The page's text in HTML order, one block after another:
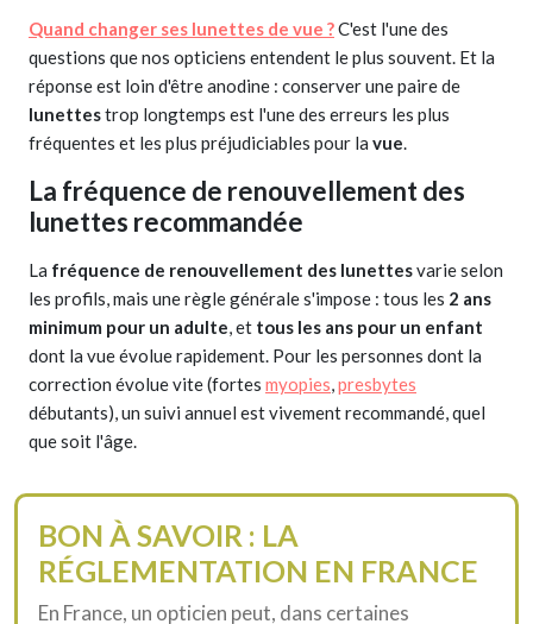
Quand changer ses lunettes de vue ?C'est l'une des
questions que nos opticiens entendent le plus souvent. Et la
réponse est loin d'être anodine : conserver une paire de
lunettestrop longtemps est l'une des erreurs les plus
fréquentes et les plus préjudiciables pour la vue.
La fréquence de renouvellement des
lunettes recommandée
La fréquence de renouvellement des lunettesvarie selon
les profils, mais une règle générale s'impose : tous les 2 ans
minimum pour un adulte, et tous les ans pour un enfant
dont la vue évolue rapidement. Pour les personnes dont la
correction évolue vite (fortes myopies,presbytes
débutants), un suivi annuel est vivement recommandé, quel
que soit l'âge.
BON À SAVOIR : LA
RÉGLEMENTATION EN FRANCE
En France, un opticien peut, dans certaines